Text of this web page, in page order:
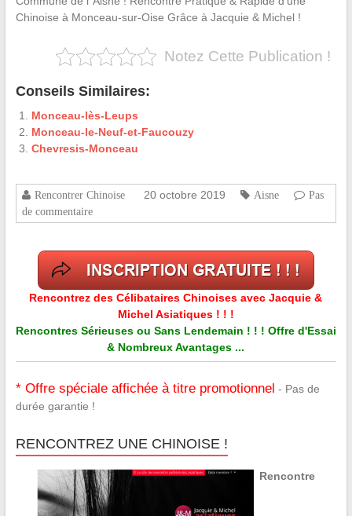
Chinoise à Monceau-sur-Oise Grâce à Jacquie & Michel !
Notez Cette Publication !
Conseils Similaires:
Monceau-lès-Leups
Monceau-le-Neuf-et-Faucouzy
Chevresis-Monceau
Rencontrer Chinoise 20 octobre 2019 Aisne
Pas
de commentaire
Rencontrez des Célibataires Chinoises avec Jacquie &
Michel Asiatiques ! ! !
Rencontres Sérieuses ou Sans Lendemain ! ! ! Offre d'Essai
& Nombreux Avantages ...
* Offre spéciale affichée à titre promotionnel - Pas de
durée garantie !
RENCONTREZ UNE CHINOISE !
Rencontre